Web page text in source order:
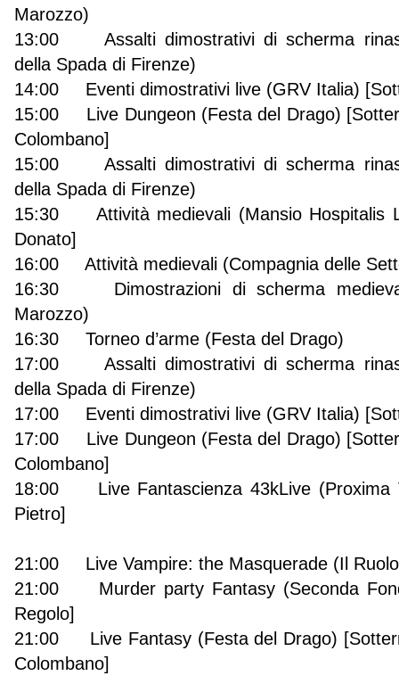
Marozzo)
13:00 Assalti dimostrativi di scherma
della Spada di Firenze)
14:00 Eventi dimostrativi live (GRV Italia)
15:00 Live Dungeon (Festa del Drago)
Colombano]
15:00 Assalti dimostrativi di scherma
della Spada di Firenze)
15:30 Attività medievali (Mansio Hospitalis
Donato]
16:00 Attività medievali (Compagnia delle
16:30 Dimostrazioni di scherma
Marozzo)
16:30 Torneo d’arme (Festa del Drago)
17:00 Assalti dimostrativi di scherma
della Spada di Firenze)
17:00 Eventi dimostrativi live (GRV Italia)
17:00 Live Dungeon (Festa del Drago)
Colombano]
18:00 Live Fantascienza 43kLive (Proxima
Pietro]
21:00 Live Vampire: the Masquerade (Il
21:00 Murder party Fantasy (Seconda
Regolo]
21:00 Live Fantasy (Festa del Drago)
Colombano]